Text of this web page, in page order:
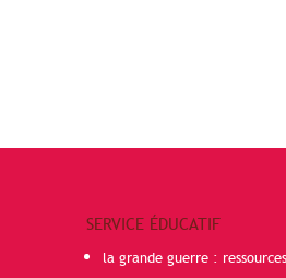
SERVICE ÉDUCATIF
la grande guerre :